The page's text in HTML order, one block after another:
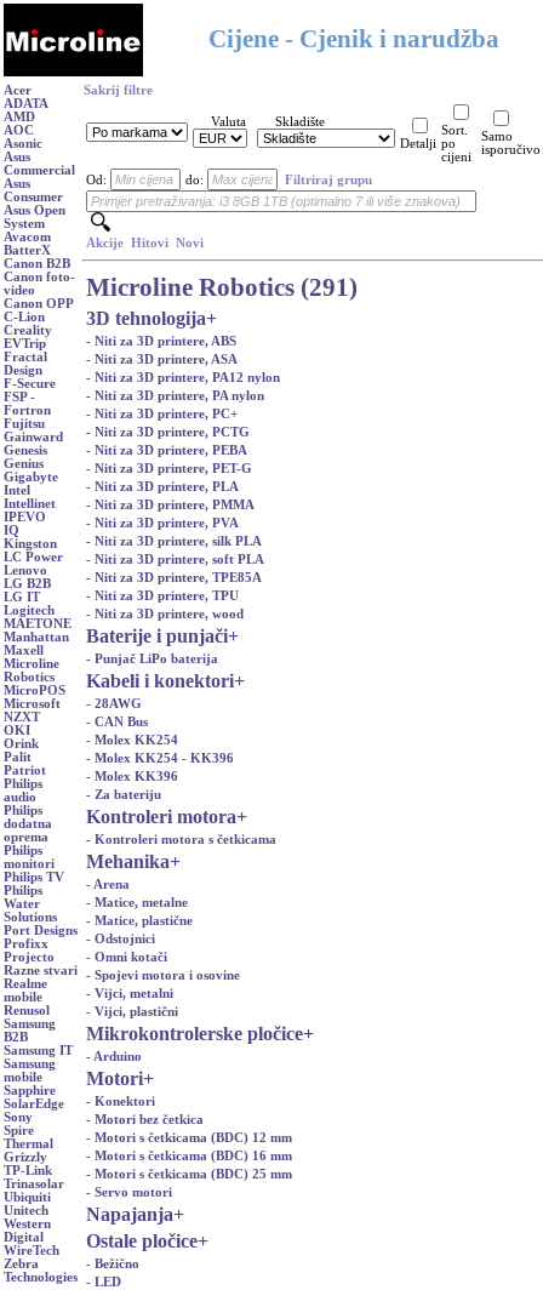
Cijene - Cjenik i narudžba
Acer
ADATA
AMD
AOC
Asonic
Asus
Commercial
Asus
Consumer
Asus Open
System
Avacom
BatterX
Canon B2B
Canon foto-
video
Canon OPP
C-Lion
Creality
EVTrip
Fractal
Design
F-Secure
FSP -
Fortron
Fujitsu
Gainward
Genesis
Genius
Gigabyte
Intel
Intellinet
IPEVO
IQ
Kingston
LC Power
Lenovo
LG B2B
LG IT
Logitech
MAETONE
Manhattan
Maxell
Microline
Robotics
MicroPOS
Microsoft
NZXT
OKI
Orink
Palit
Patriot
Philips
audio
Philips
dodatna
oprema
Philips
monitori
Philips TV
Philips
Water
Solutions
Port Designs
Profixx
Projecto
Razne stvari
Realme
mobile
Renusol
Samsung
B2B
Samsung IT
Samsung
mobile
Sapphire
SolarEdge
Sony
Spire
Thermal
Grizzly
TP-Link
Trinasolar
Ubiquiti
Unitech
Western
Digital
WireTech
Zebra
Technologies
Sakrij filtre
Valuta
Skladište
Detalji
Sort.
po
cijeni
Samo
isporučivo
Od: do: Filtriraj grupu
Akcije Hitovi Novi
Microline Robotics (291)
3D tehnologija+
- Niti za 3D printere, ABS
- Niti za 3D printere, ASA
- Niti za 3D printere, PA12 nylon
- Niti za 3D printere, PA nylon
- Niti za 3D printere, PC+
- Niti za 3D printere, PCTG
- Niti za 3D printere, PEBA
- Niti za 3D printere, PET-G
- Niti za 3D printere, PLA
- Niti za 3D printere, PMMA
- Niti za 3D printere, PVA
- Niti za 3D printere, silk PLA
- Niti za 3D printere, soft PLA
- Niti za 3D printere, TPE85A
- Niti za 3D printere, TPU
- Niti za 3D printere, wood
Baterije i punjači+
- Punjač LiPo baterija
Kabeli i konektori+
- 28AWG
- CAN Bus
- Molex KK254
- Molex KK254 - KK396
- Molex KK396
- Za bateriju
Kontroleri motora+
- Kontroleri motora s četkicama
Mehanika+
- Arena
- Matice, metalne
- Matice, plastične
- Odstojnici
- Omni kotači
- Spojevi motora i osovine
- Vijci, metalni
- Vijci, plastični
Mikrokontrolerske pločice+
- Arduino
Motori+
- Konektori
- Motori bez četkica
- Motori s četkicama (BDC) 12 mm
- Motori s četkicama (BDC) 16 mm
- Motori s četkicama (BDC) 25 mm
- Servo motori
Napajanja+
Ostale pločice+
- Bežično
- LED